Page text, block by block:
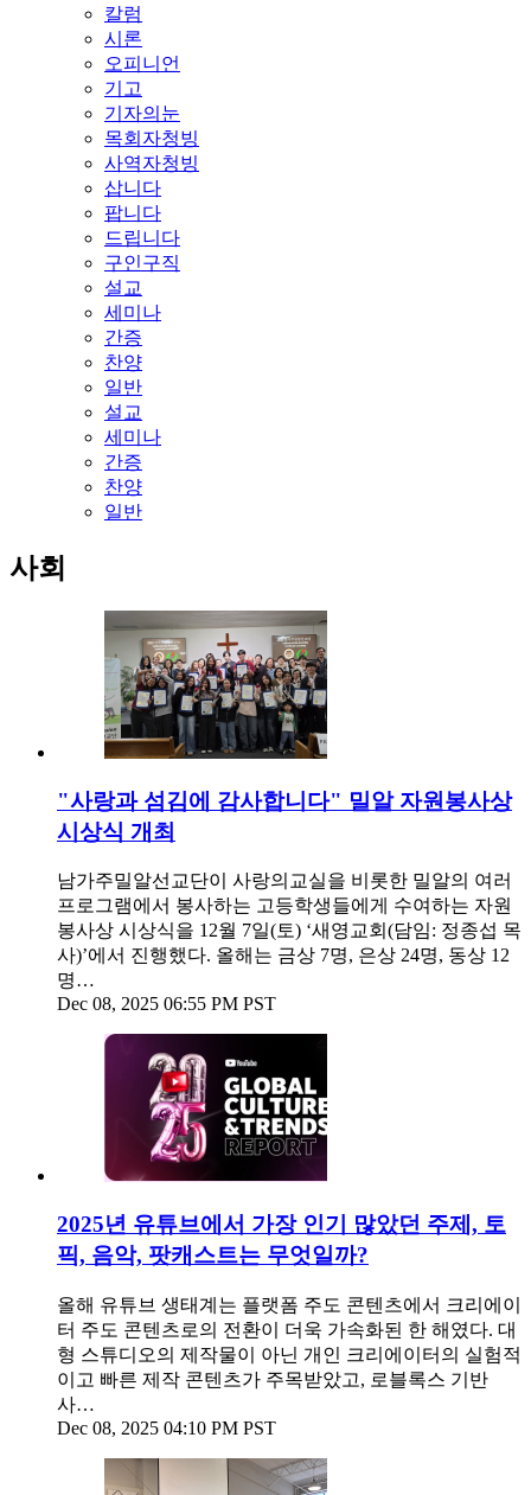
칼럼
시론
오피니언
기고
기자의눈
목회자청빙
사역자청빙
삽니다
팝니다
드립니다
구인구직
설교
세미나
간증
찬양
일반
설교
세미나
간증
찬양
일반
사회
"사랑과 섬김에 감사합니다" 밀알 자원봉사상
시상식 개최
남가주밀알선교단이 사랑의교실을 비롯한 밀알의 여러
프로그램에서 봉사하는 고등학생들에게 수여하는 자원
봉사상 시상식을 12월 7일(토) ‘새영교회(담임: 정종섭 목
사)’에서 진행했다. 올해는 금상 7명, 은상 24명, 동상 12
명…
Dec 08, 2025 06:55 PM PST
2025년 유튜브에서 가장 인기 많았던 주제, 토
픽, 음악, 팟캐스트는 무엇일까?
올해 유튜브 생태계는 플랫폼 주도 콘텐츠에서 크리에이
터 주도 콘텐츠로의 전환이 더욱 가속화된 한 해였다. 대
형 스튜디오의 제작물이 아닌 개인 크리에이터의 실험적
이고 빠른 제작 콘텐츠가 주목받았고, 로블록스 기반
사…
Dec 08, 2025 04:10 PM PST